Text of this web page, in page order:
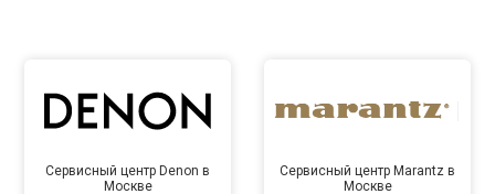
Сервисный центр Denon в
Москве
Сервисный центр Marantz в
Москве